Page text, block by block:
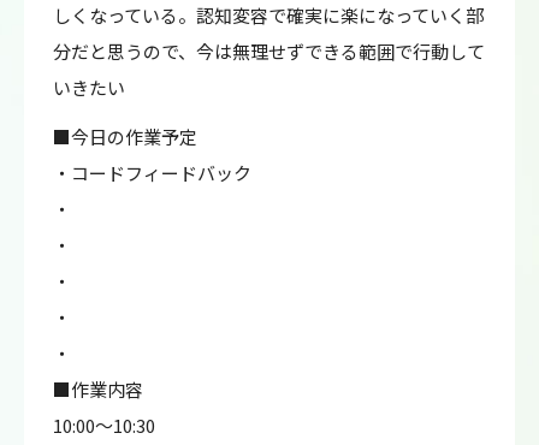
しくなっている。認知変容で確実に楽になっていく部
分だと思うので、今は無理せずできる範囲で行動して
いきたい
■今日の作業予定
・コードフィードバック
・
・
・
・
・
■作業内容
10:00～10:30